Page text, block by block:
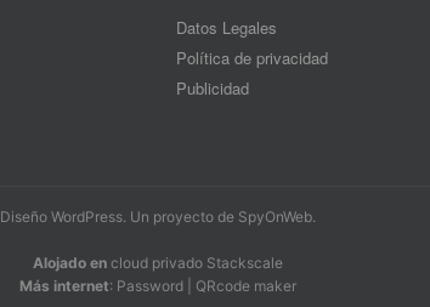
Datos Legales
Política de privacidad
Publicidad
Diseño WordPress. Un proyecto de SpyOnWeb.
Alojado en cloud privado Stackscale
Más internet: Password QRcode maker